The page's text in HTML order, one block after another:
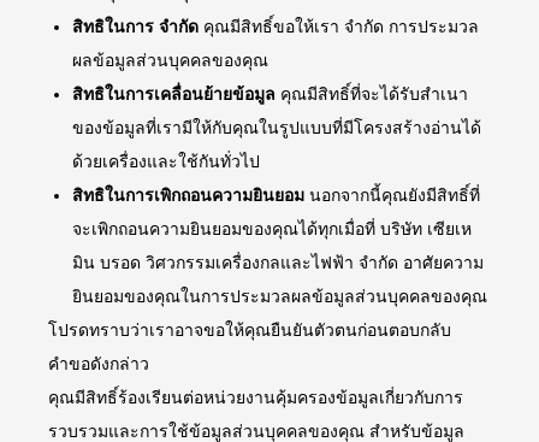
สิทธิในการ จำกัด คุณมีสิทธิ์ขอให้เรา จำกัด การประมวล
ผลข้อมูลส่วนบุคคลของคุณ
สิทธิในการเคลื่อนย้ายข้อมูล คุณมีสิทธิ์ที่จะได้รับสำเนา
ของข้อมูลที่เรามีให้กับคุณในรูปแบบที่มีโครงสร้างอ่านได้
ด้วยเครื่องและใช้กันทั่วไป
สิทธิในการเพิกถอนความยินยอม นอกจากนี้คุณยังมีสิทธิ์ที่
จะเพิกถอนความยินยอมของคุณได้ทุกเมื่อที่ บริษัท เซียเห
มิน บรอด วิศวกรรมเครื่องกลและไฟฟ้า จำกัด อาศัยความ
ยินยอมของคุณในการประมวลผลข้อมูลส่วนบุคคลของคุณ
โปรดทราบว่าเราอาจขอให้คุณยืนยันตัวตนก่อนตอบกลับ
คำขอดังกล่าว
คุณมีสิทธิ์ร้องเรียนต่อหน่วยงานคุ้มครองข้อมูลเกี่ยวกับการ
รวบรวมและการใช้ข้อมูลส่วนบุคคลของคุณ สำหรับข้อมูล